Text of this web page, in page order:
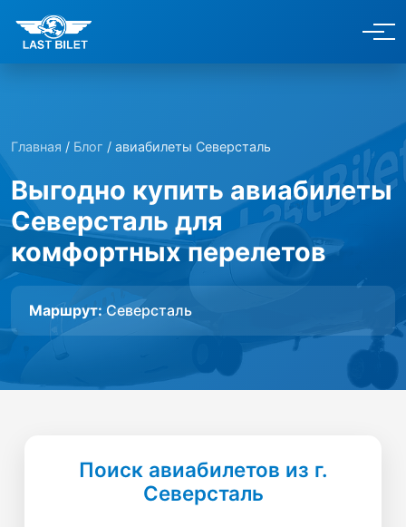
Главная / Блог / авиабилеты Северсталь
Выгодно купить авиабилеты
Северсталь для
комфортных перелетов
Маршрут:Северсталь
Поиск авиабилетов из г.
Северсталь